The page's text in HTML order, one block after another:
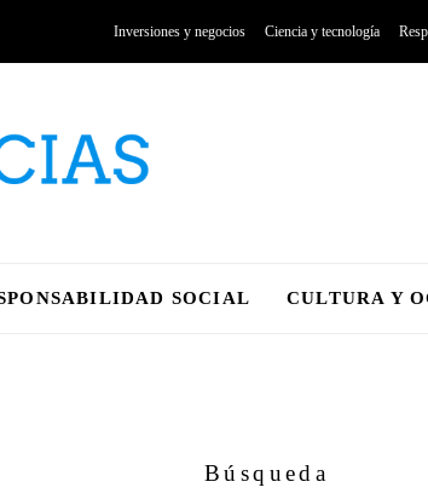
Inversiones y negocios Ciencia y tecnología
SOCIAL CULTURA Y
Búsqueda